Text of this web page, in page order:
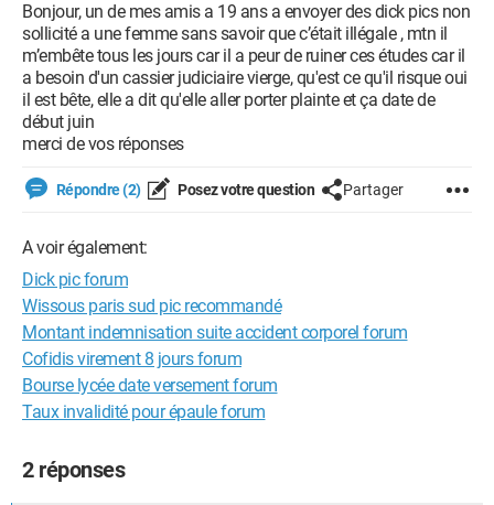
Bonjour, un de mes amis a 19 ans a envoyer des dick pics non
sollicité a une femme sans savoir que c’était illégale , mtn il
m’embête tous les jours car il a peur de ruiner ces études car il
a besoin d'un cassier judiciaire vierge, qu'est ce qu'il risque oui
il est bête, elle a dit qu'elle aller porter plainte et ça date de
début juin
merci de vos réponses
Répondre (2) Posez votre question Partager
A voir également:
Dick pic forum
Wissous paris sud pic recommandé
Montant indemnisation suite accident corporel forum
Cofidis virement 8 jours forum
Bourse lycée date versement forum
Taux invalidité pour épaule forum
2 réponses